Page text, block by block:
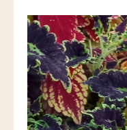
当院について
診療案内
スタッフ紹介
料金